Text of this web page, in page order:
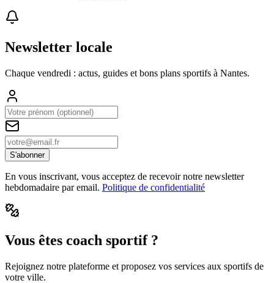
Newsletter locale
Chaque vendredi : actus, guides et bons plans sportifs à Nantes.
S'abonner
En vous inscrivant, vous acceptez de recevoir notre newsletter
hebdomadaire par email. Politique de confidentialité
Vous êtes coach sportif ?
Rejoignez notre plateforme et proposez vos services aux sportifs de
votre ville.